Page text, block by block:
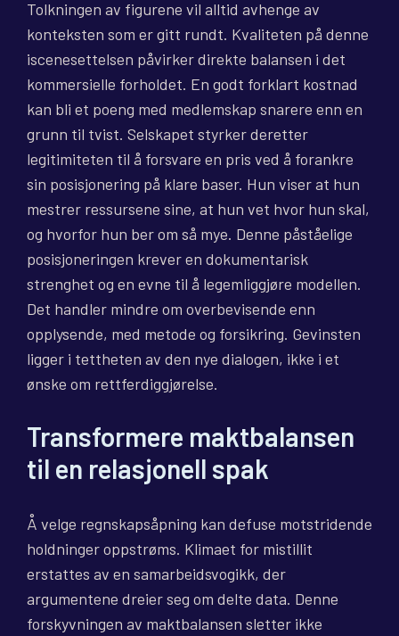
Tolkningen av figurene vil alltid avhenge av
konteksten som er gitt rundt. Kvaliteten på denne
iscenesettelsen påvirker direkte balansen i det
kommersielle forholdet. En godt forklart kostnad
kan bli et poeng med medlemskap snarere enn en
grunn til tvist. Selskapet styrker deretter
legitimiteten til å forsvare en pris ved å forankre
sin posisjonering på klare baser. Hun viser at hun
mestrer ressursene sine, at hun vet hvor hun skal,
og hvorfor hun ber om så mye. Denne påståelige
posisjoneringen krever en dokumentarisk
strenghet og en evne til å legemliggjøre modellen.
Det handler mindre om overbevisende enn
opplysende, med metode og forsikring. Gevinsten
ligger i tettheten av den nye dialogen, ikke i et
ønske om rettferdiggjørelse.
Transformere maktbalansen
til en relasjonell spak
Å velge regnskapsåpning kan defuse motstridende
holdninger oppstrøms. Klimaet for mistillit
erstattes av en samarbeidsvogikk, der
argumentene dreier seg om delte data. Denne
forskyvningen av maktbalansen sletter ikke